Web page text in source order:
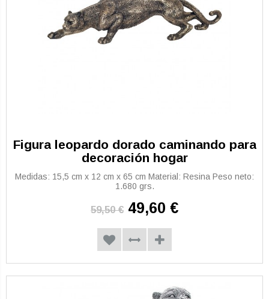
Figura leopardo dorado caminando para
decoración hogar
Medidas: 15,5 cm x 12 cm x 65 cm Material: Resina Peso neto:
1.680 grs.
59,50 € 49,60 €